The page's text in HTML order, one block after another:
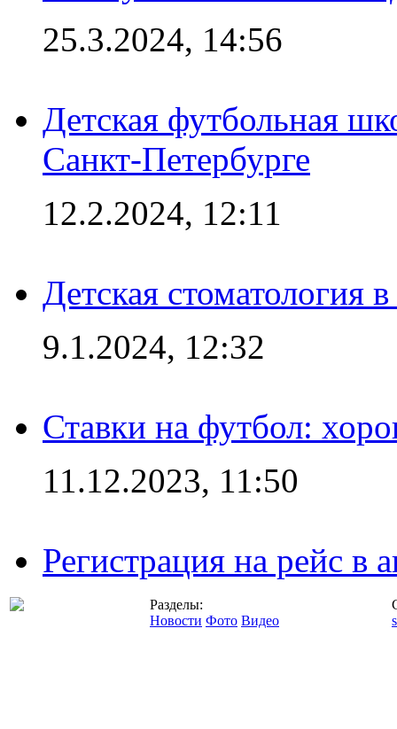
25.3.2024, 14:56
Детская футбольная
Санкт-Петербурге
12.2.2024, 12:11
Детская стоматология
9.1.2024, 12:32
Ставки на футбол:
11.12.2023, 11:50
Регистрация на рейс в
Разделы:
Новости Фото Видео